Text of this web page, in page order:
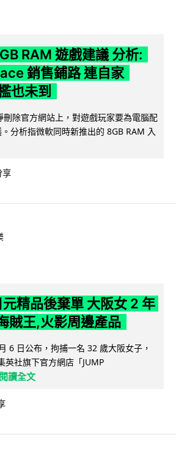
RAM 遊戲建議 分析:
銷售鋪路 連自家
也未到
除官方網站上，對遊戲玩家要為電腦配
分析指微軟同時新推出的 8GB RAM 入
享
精品後棄單 大阪女 2 年
賊王,火影周邊產品
6 日公布，拘捕一名 32 歲大阪女子，
英社旗下官方網店「JUMP
閱讀全文